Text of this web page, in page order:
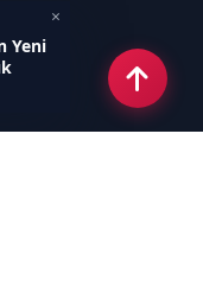
Yeni
×